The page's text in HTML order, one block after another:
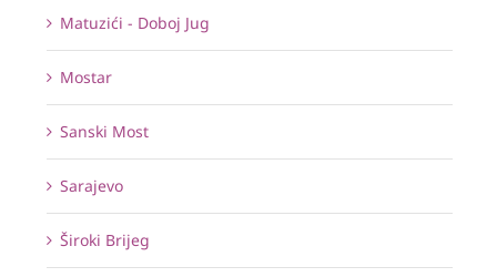
Matuzići - Doboj Jug
Mostar
Sanski Most
Sarajevo
Široki Brijeg